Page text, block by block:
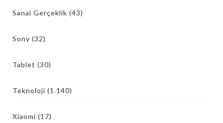
Sanal Gerçeklik (43)
Sony (32)
Tablet (30)
Teknoloji (1.140)
Xiaomi (17)